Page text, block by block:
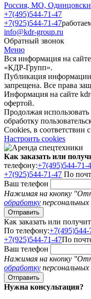
Россия, МО,
+7(495)544-71-47
+7(925)544-71-47
info@kdr-group.ru
Обратный звонок
Меню
Вся информация на
«КДР-Групп».
Публикация информации
запрещена. Все права
Информация на сайте
офертой.
Продолжая
обработку
Cookies, в соответствии с
Настроить cookies
Как заказать или
телефону:+7(495)544-71-
+7(925)544-71-47 По
Ваш телефон
Нажимая на кнопку
обработку
Как заказать или
По телефону:+7(495)544-
+7(925)544-71-47По
Ваш телефон
Нажимая на кнопку
обработку
Нужна консультация?